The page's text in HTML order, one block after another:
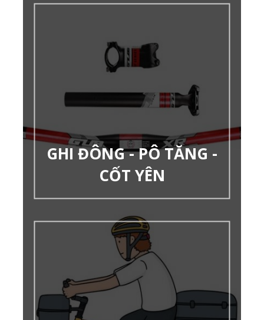
GHI ĐÔNG - PÔ TĂNG -
CỐT YÊN